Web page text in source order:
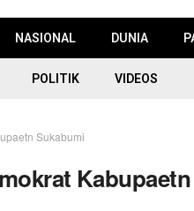
NASIONAL DUNIA
POLITIK VIDEOS
Sukabumi